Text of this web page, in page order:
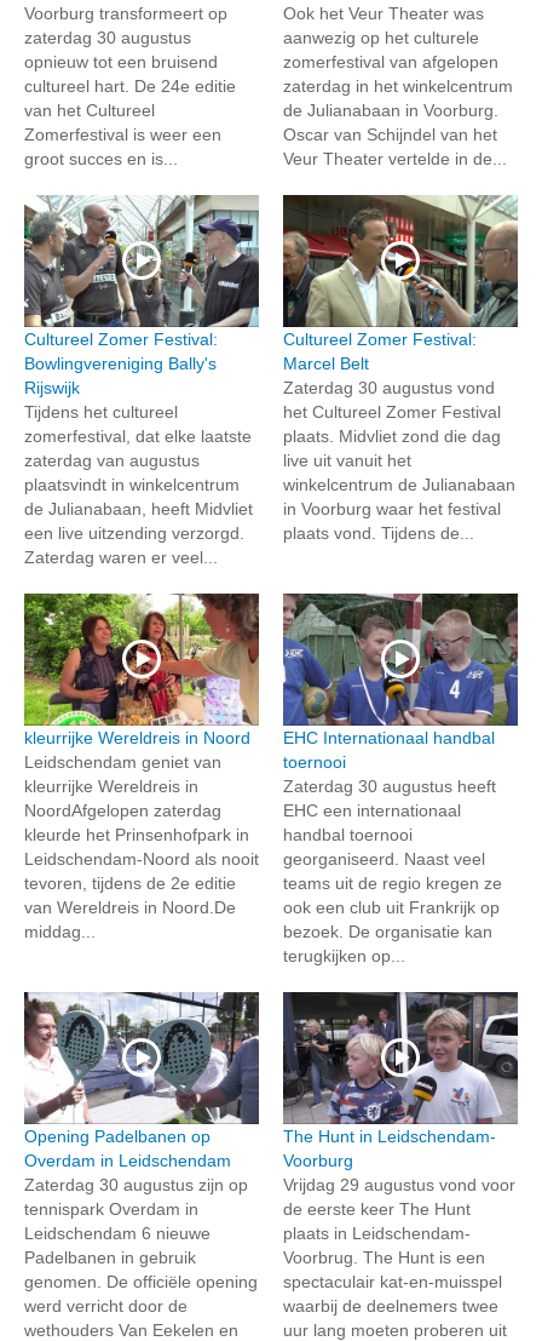
Voorburg transformeert op
zaterdag 30 augustus
opnieuw tot een bruisend
cultureel hart. De 24e editie
van het Cultureel
Zomerfestival is weer een
groot succes en is...
Ook het Veur Theater was
aanwezig op het culturele
zomerfestival van afgelopen
zaterdag in het winkelcentrum
de Julianabaan in Voorburg.
Oscar van Schijndel van het
Veur Theater vertelde in de...
Cultureel Zomer Festival:
Bowlingvereniging Bally's
Rijswijk
Tijdens het cultureel
zomerfestival, dat elke laatste
zaterdag van augustus
plaatsvindt in winkelcentrum
de Julianabaan, heeft Midvliet
een live uitzending verzorgd.
Zaterdag waren er veel...
Cultureel Zomer Festival:
Marcel Belt
Zaterdag 30 augustus vond
het Cultureel Zomer Festival
plaats. Midvliet zond die dag
live uit vanuit het
winkelcentrum de Julianabaan
in Voorburg waar het festival
plaats vond. Tijdens de...
kleurrijke Wereldreis in Noord
Leidschendam geniet van
kleurrijke Wereldreis in
NoordAfgelopen zaterdag
kleurde het Prinsenhofpark in
Leidschendam-Noord als nooit
tevoren, tijdens de 2e editie
van Wereldreis in Noord.De
middag...
EHC Internationaal handbal
toernooi
Zaterdag 30 augustus heeft
EHC een internationaal
handbal toernooi
georganiseerd. Naast veel
teams uit de regio kregen ze
ook een club uit Frankrijk op
bezoek. De organisatie kan
terugkijken op...
Opening Padelbanen op
Overdam in Leidschendam
Zaterdag 30 augustus zijn op
tennispark Overdam in
Leidschendam 6 nieuwe
Padelbanen in gebruik
genomen. De officiële opening
werd verricht door de
wethouders Van Eekelen en
The Hunt in Leidschendam-
Voorburg
Vrijdag 29 augustus vond voor
de eerste keer The Hunt
plaats in Leidschendam-
Voorbrug. The Hunt is een
spectaculair kat-en-muisspel
waarbij de deelnemers twee
uur lang moeten proberen uit